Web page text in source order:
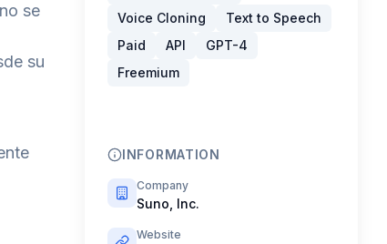
se
su
Voice Cloning
Text to Speech
Paid
API
GPT-4
Freemium
INFORMATION
Company
Suno, Inc.
Website